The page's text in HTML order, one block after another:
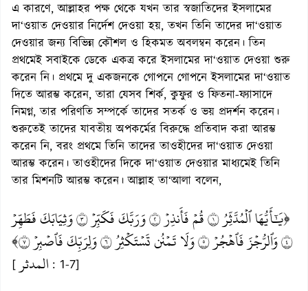
এ কারণে, আল্লাহর পক্ষ থেকে যখন তার স্বজাতিদের ইসলামের
দা‘ওয়াত দেওয়ার নির্দেশ দেওয়া হয়, তখন তিনি তাদের দা‘ওয়াত
দেওয়ার জন্য বিভিন্ন কৌশল ও হিকমত অবলম্বন করেন। তিন
প্রথমেই সবাইকে ডেকে একত্র করে ইসলামের দা‘ওয়াত দেওয়া শুরু
করেন নি। প্রথমে দু একজনকে গোপনে গোপনে ইসলামের দা‘ওয়াত
দিতে আরম্ভ করেন, তারা যেসব শির্ক, কুফুর ও ফিতনা-ফ্যাসাদে
নিমগ্ন, তার পরিণতি সম্পর্কে তাদের সতর্ক ও ভয় প্রদর্শন করেন।
শুরুতেই তাদের যাবতীয় অপকর্মের বিরুদ্ধে প্রতিবাদ করা আরম্ভ
করেন নি, বরং প্রথমে তিনি তাদের তাওহীদের দা‘ওয়াত দেওয়া
আরম্ভ করেন। তাওহীদের দিকে দা‘ওয়াত দেওয়ার মাধ্যমেই তিনি
তার মিশনটি আরম্ভ করেন। আল্লাহ তা‘আলা বলেন,
﴿يَٰٓأَيُّهَا ٱلۡمُدَّثِّرُ ١ قُمۡ فَأَنذِرۡ ٢ وَرَبَّكَ فَكَبِّرۡ ٣ وَثِيَابَكَ فَطَهِّرۡ
٤ وَٱلرُّجۡزَ فَٱهۡجُرۡ ٥ وَلَا تَمۡنُن تَسۡتَكۡثِرُ ٦ وَلِرَبِّكَ فَٱصۡبِرۡ ٧﴾
[ المدثر : 1-7]